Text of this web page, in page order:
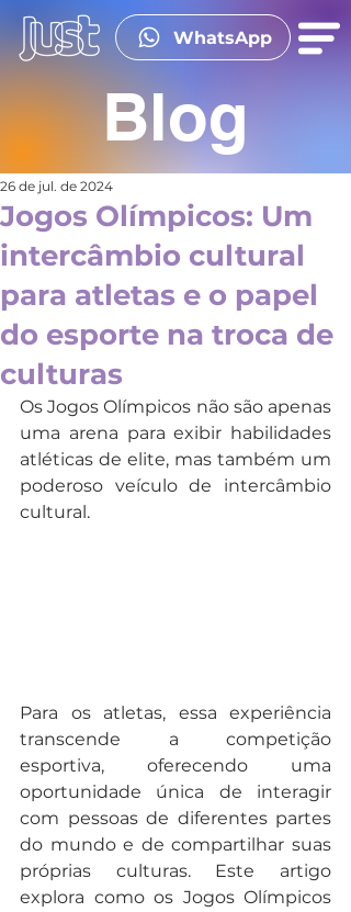
WhatsApp
Blog
Jogos Olímpicos: Um
intercâmbio cultural
para atletas e o papel
do esporte na troca de
culturas
26 de jul. de 2024
Os Jogos Olímpicos não são apenas
uma arena para exibir habilidades
atléticas de elite, mas também um
poderoso veículo de intercâmbio
cultural.
Para os atletas, essa experiência
transcende a competição
esportiva, oferecendo uma
oportunidade única de interagir
com pessoas de diferentes partes
do mundo e de compartilhar suas
próprias culturas. Este artigo
explora como os Jogos Olímpicos